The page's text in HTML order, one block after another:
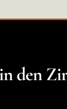
den